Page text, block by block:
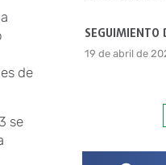
de
se
SEGUIMIENTO
19 de abril de